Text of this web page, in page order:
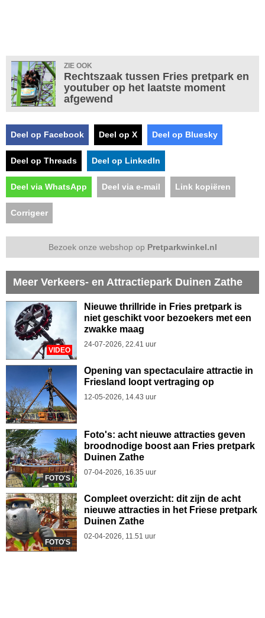
ZIE OOK
Rechtszaak tussen Fries pretpark en
youtuber op het laatste moment
afgewend
Deel op Facebook Deel op X Deel op Bluesky
Deel op Threads Deel op LinkedIn
Deel via WhatsApp Deel via e-mail Link kopiëren
Corrigeer
Bezoek onze webshop op Pretparkwinkel.nl
Meer Verkeers- en Attractiepark Duinen Zathe
VIDEO
Nieuwe thrillride in Fries pretpark is
niet geschikt voor bezoekers met een
zwakke maag
24-07-2026, 22.41 uur
Opening van spectaculaire attractie in
Friesland loopt vertraging op
12-05-2026, 14.43 uur
FOTO'S
Foto's: acht nieuwe attracties geven
broodnodige boost aan Fries pretpark
Duinen Zathe
07-04-2026, 16.35 uur
FOTO'S
Compleet overzicht: dit zijn de acht
nieuwe attracties in het Friese pretpark
Duinen Zathe
02-04-2026, 11.51 uur